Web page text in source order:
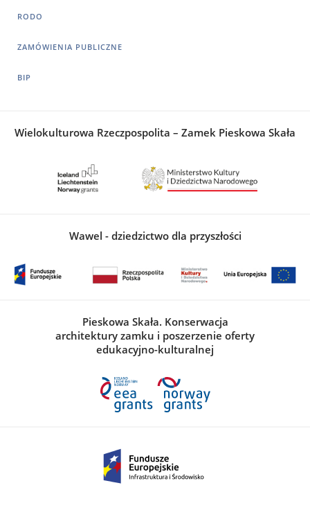
RODO
ZAMÓWIENIA PUBLICZNE
BIP
Wielokulturowa Rzeczpospolita – Zamek Pieskowa Skała
Wawel - dziedzictwo dla przyszłości
Pieskowa Skała. Konserwacja
architektury zamku i poszerzenie oferty
edukacyjno-kulturalnej